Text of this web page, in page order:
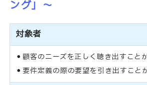
ング」～
対象者
顧客のニーズを正しく聴き出すこと
要件定義の際の要望を引き出すこと